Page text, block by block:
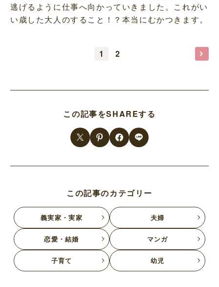
逃げるように仕事へ向かっていきました。これがい
い歳した大人のすること！？本当にむかつきます。
1 2
この記事をSHAREする
この記事のカテゴリー
義実家・実家 夫婦
恋愛・結婚 マンガ
子育て 幼児